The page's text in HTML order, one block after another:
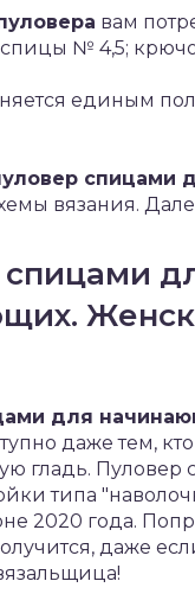
вам
№ 4,5;
единым
спицами
вязания.
спицами
для
даже тем,
гладь. Пуловер
типа
2020 года.
даже